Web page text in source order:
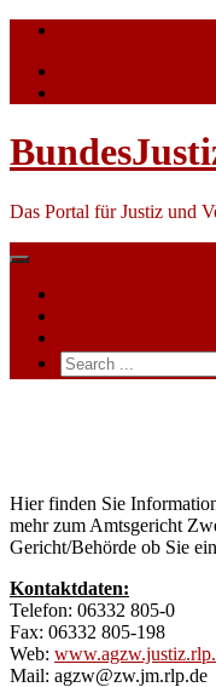
Skip
content
Das Portal für Justiz und
Search
for:
Hier finden Sie
mehr zum Amtsgericht
Gericht/Behörde ob Sie
Kontaktdaten:
Telefon: 06332 805-0
Fax: 06332 805-198
Web:
Mail: agzw@zw.jm.rlp.de